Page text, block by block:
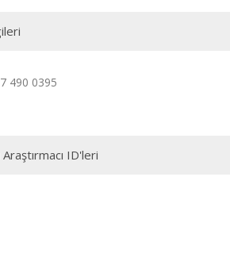
490 0395
ID'leri